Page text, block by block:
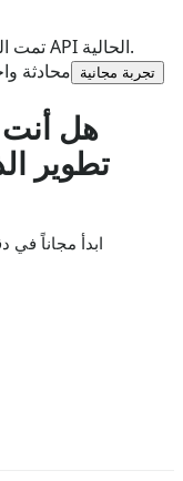
تمت المراجعة للوضوح ودقة المصدر ومصطلحات API الحالية.
محادثة
تجربة مجانية
هل
تطوير
ابدأ مجاناً